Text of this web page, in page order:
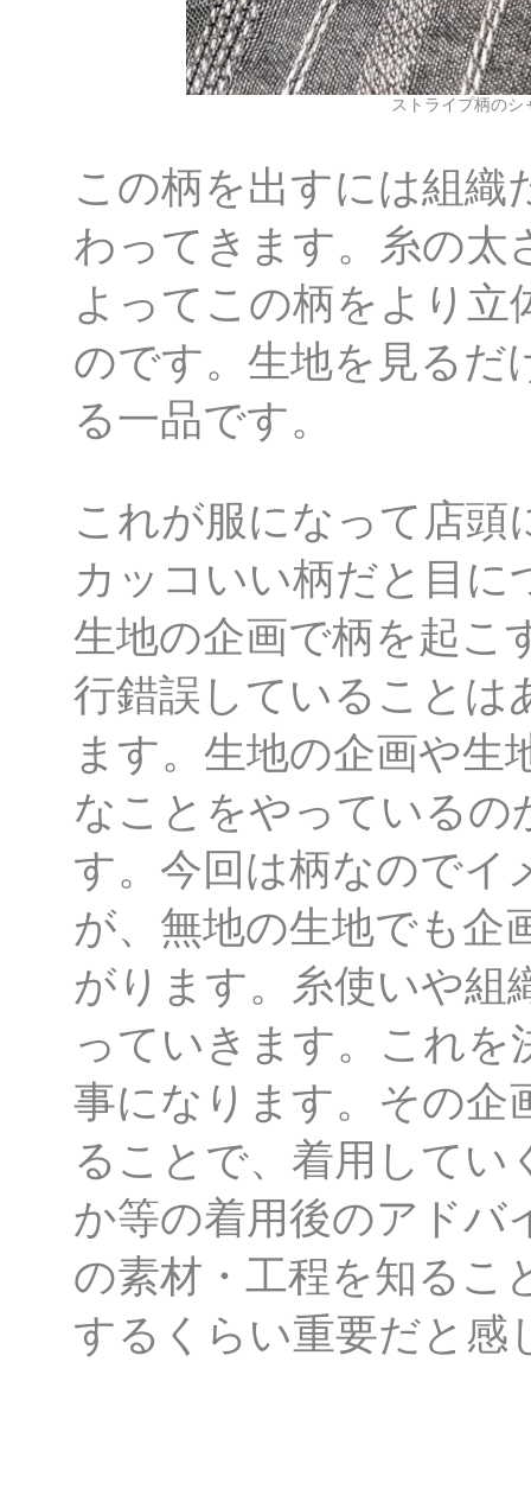
ストライプ柄の
この柄を出すには組織
わってきます。糸の太
よってこの柄をより
のです。生地を見るだ
る一品です。
これが服になって店
カッコいい柄だと目
生地の企画で柄を起こ
行錯誤していることは
ます。生地の企画や
なことをやっている
す。今回は柄なのでイ
が、無地の生地でも企
がります。糸使いや組
っていきます。これ
事になります。その企
ることで、着用して
か等の着用後のアドバ
の素材・工程を知るこ
するくらい重要だと感